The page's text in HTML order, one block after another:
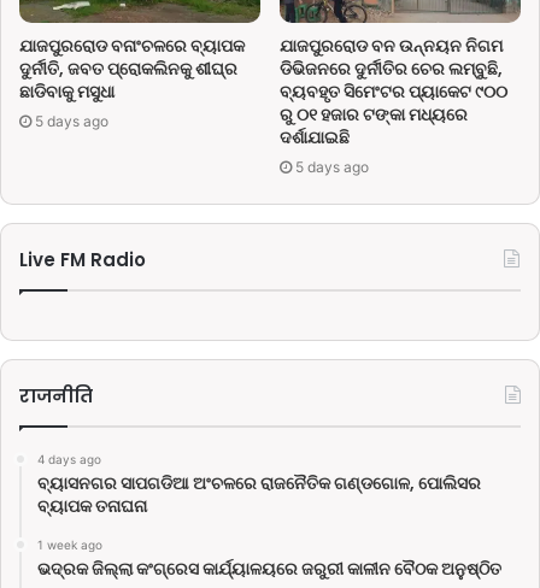
ଯାଜପୁରରୋଡ ବନାଂଚଳରେ ବ୍ୟାପକ
ଦୁର୍ନୀତି, ଜବତ ପ୍ରୋକଲିନକୁ ଶୀଘ୍ର
ଛାଡିବାକୁ ମସୁଧା
5 days ago
ଯାଜପୁରରୋଡ ବନ ଉନ୍ନୟନ ନିଗମ
ଡିଭିଜନରେ ଦୁର୍ନୀତିର ଚେର ଲମ୍ବୁଛି,
ବ୍ୟବହୃତ ସିମେଂଟର ପ୍ୟାକେଟ ୯୦୦
ରୁ ୦୧ ହଜାର ଟଙ୍କା ମଧ୍ୟରେ
ଦର୍ଶାଯାଇଛି
5 days ago
Live FM Radio
राजनीति
4 days ago
ବ୍ୟାସନଗର ସାପଗଡିଆ ଅଂଚଳରେ ରାଜନୈତିକ ଗଣ୍ଡଗୋଳ, ପୋଲିସର
ବ୍ୟାପକ ତନାଘନା
1 week ago
ଭଦ୍ରକ ଜିଲ୍ଲା କଂଗ୍ରେସ କାର୍ଯ୍ୟାଳୟରେ ଜରୁରୀ କାଳୀନ ବୈଠକ ଅନୁଷ୍ଠିତ